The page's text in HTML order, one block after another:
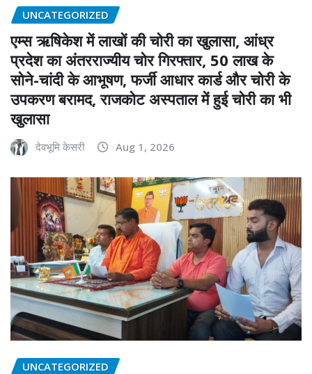
UNCATEGORIZED
एम्स ऋषिकेश में लाखों की चोरी का खुलासा, आंध्र
प्रदेश का अंतरराज्यीय चोर गिरफ्तार, 50 लाख के
सोने-चांदी के आभूषण, फर्जी आधार कार्ड और चोरी के
उपकरण बरामद, राजकोट अस्पताल में हुई चोरी का भी
खुलासा
देवभूमि केसरी Aug 1, 2026
UNCATEGORIZED